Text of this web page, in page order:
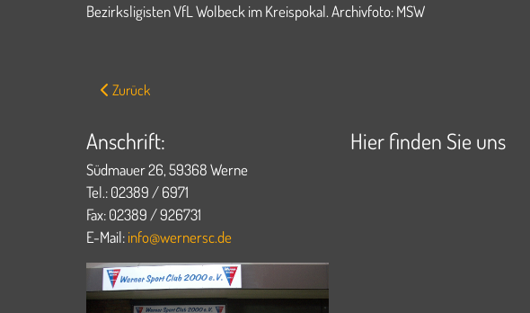
Bezirksligisten VfL Wolbeck im Kreispokal. Archivfoto: MSW
Vorheriger Beitrag: WSC verliert Auftaktmatch gegen starke Sendener
Zurück
Anschrift:
Südmauer 26, 59368 Werne
Tel.: 02389 / 6971
Fax: 02389 / 926731
E-Mail:info@wernersc.de
Hier finden Sie uns